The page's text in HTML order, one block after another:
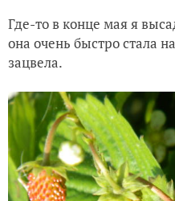
Где-то в конце мая я
она очень быстро стала
зацвела.